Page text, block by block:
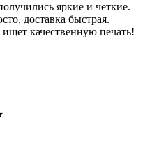
яркие и четкие.
доставка быстрая.
качественную печать!